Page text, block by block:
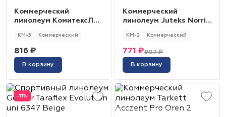
Коммерческий
линолеум КомитексЛин
КМ-5 Коммерческий
816 ₽
В корзину
Коммерческий
линолеум Juteks Norris
КМ-2 Коммерческий
907 ₽
771 ₽
В корзину
-11%